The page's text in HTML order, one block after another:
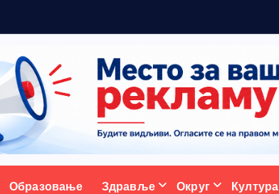
портал
Образовање Здравље Округ Култура